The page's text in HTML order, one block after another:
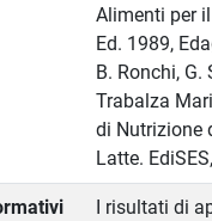
Alimenti per
Ed. 1989,
B. Ronchi, G.
Trabalza
di Nutrizione
Latte.
I risultati di